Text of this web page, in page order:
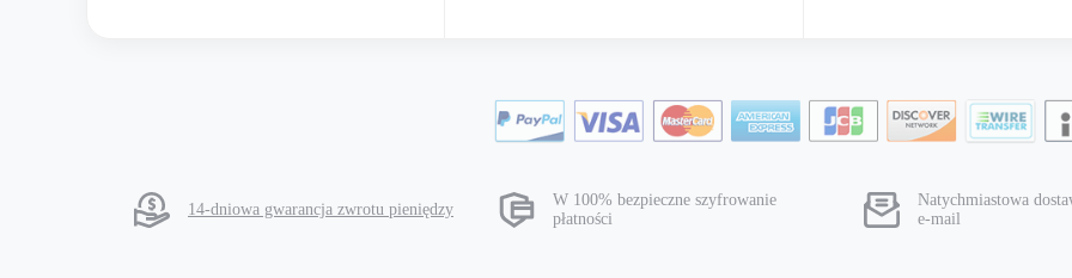
14-dniowa gwarancja zwrotu pieniędzy
W 100% bezpieczne szyfrowanie
płatności
Natychmiastowa
e-mail